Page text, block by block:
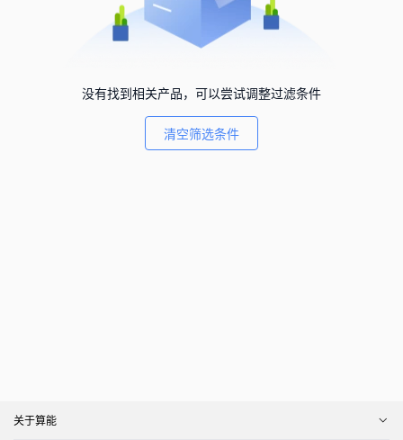
没有找到相关产品，可以尝试调整过滤条件
清空筛选条件
关于算能